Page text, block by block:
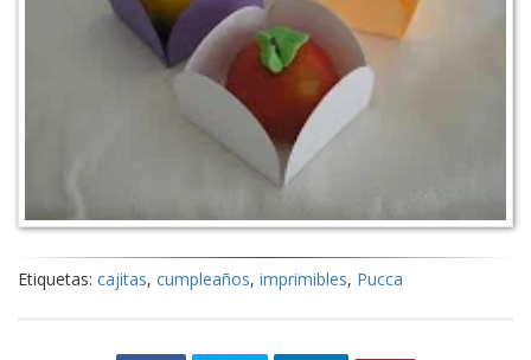
Etiquetas: cajitas, cumpleaños, imprimibles, Pucca